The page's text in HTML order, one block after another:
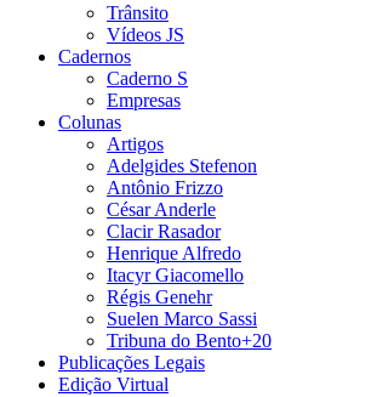
Trânsito
Vídeos JS
Cadernos
Caderno S
Empresas
Colunas
Artigos
Adelgides Stefenon
Antônio Frizzo
César Anderle
Clacir Rasador
Henrique Alfredo
Itacyr Giacomello
Régis Genehr
Suelen Marco Sassi
Tribuna do Bento+20
Publicações Legais
Edição Virtual